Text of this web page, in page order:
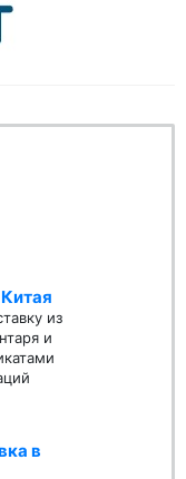
из
и
в